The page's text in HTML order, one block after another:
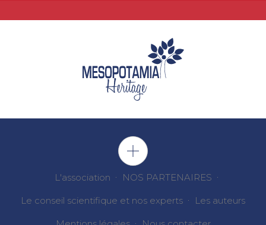
L'association NOS PARTENAIRES
Le conseil scientifique et nos experts Les auteurs